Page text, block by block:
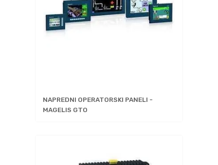
NAPREDNI OPERATORSKI PANELI -
MAGELIS GTO